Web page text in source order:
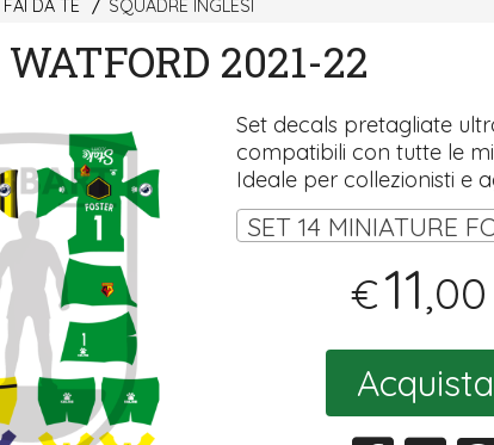
DA TE SQUADRE INGLESI
2021-22
Set decals pretagliate
compatibili con tutte le
Ideale per collezionisti e
€11,00
Acquista